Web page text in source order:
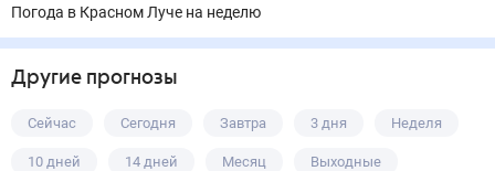
Погода в Красном Луче на неделю
Другие прогнозы
Сейчас Сегодня Завтра 3 дня Неделя
10 дней 14 дней Месяц Выходные